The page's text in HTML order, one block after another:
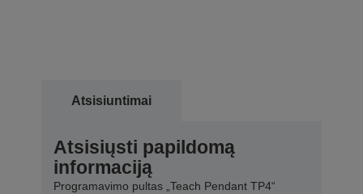
Atsisiuntimai
Atsisiųsti papildomą
informaciją
Programavimo pultas „Teach Pendant TP4“